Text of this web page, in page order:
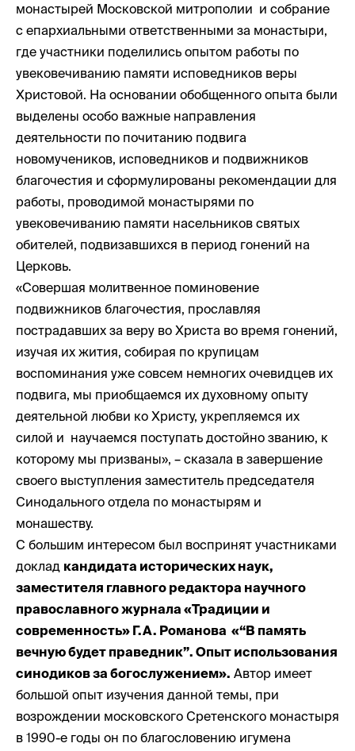
монастырей Московской митрополии и собрание
с епархиальными ответственными за монастыри,
где участники поделились опытом работы по
увековечиванию памяти исповедников веры
Христовой. На основании обобщенного опыта были
выделены особо важные направления
деятельности по почитанию подвига
новомучеников, исповедников и подвижников
благочестия и сформулированы рекомендации для
работы, проводимой монастырями по
увековечиванию памяти насельников святых
обителей, подвизавшихся в период гонений на
Церковь.
«Совершая молитвенное поминовение
подвижников благочестия, прославляя
пострадавших за веру во Христа во время гонений,
изучая их жития, собирая по крупицам
воспоминания уже совсем немногих очевидцев их
подвига, мы приобщаемся их духовному опыту
деятельной любви ко Христу, укрепляемся их
силой и научаемся поступать достойно званию, к
которому мы призваны», – сказала в завершение
своего выступления заместитель председателя
Синодального отдела по монастырям и
монашеству.
С большим интересом был воспринят участниками
доклад кандидата исторических наук,
заместителя главного редактора научного
православного журнала «Традиции и
современность» Г.А. Романова «“В память
вечную будет праведник”. Опыт использования
синодиков за богослужением». Автор имеет
большой опыт изучения данной темы, при
возрождении московского Сретенского монастыря
в 1990-е годы он по благословению игумена